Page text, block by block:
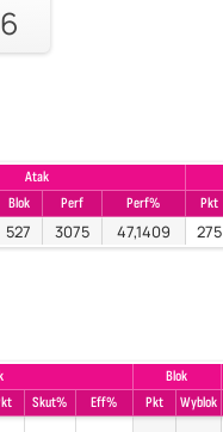
6
Atak
Blok Perf Perf% Pkt
527 3075 47,1409 275
Blok
Skut% Eff% Pkt Wyblok